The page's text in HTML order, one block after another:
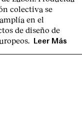
colectiva se
en el
de diseño de
. Leer Más